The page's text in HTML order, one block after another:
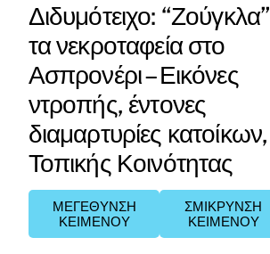
Διδυμότειχο: “Ζούγκλα”
τα νεκροταφεία στο
Ασπρονέρι – Εικόνες
ντροπής, έντονες
διαμαρτυρίες κατοίκων,
Τοπικής Κοινότητας
ΜΕΓΕΘΥΝΣΗ
ΚΕΙΜΕΝΟΥ
ΣΜΙΚΡΥΝΣΗ
ΚΕΙΜΕΝΟΥ